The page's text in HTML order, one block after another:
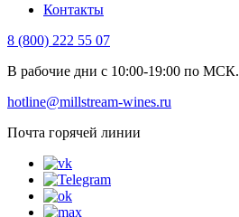
Контакты
8 (800) 222 55 07
В рабочие дни с 10:00-19:00 по МСК.
hotline@millstream-wines.ru
Почта горячей линии